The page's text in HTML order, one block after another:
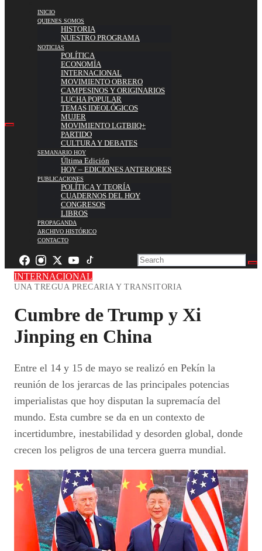
INICIO
QUIENES SOMOS
HISTORIA
NUESTRO PROGRAMA
NOTICIAS
POLÍTICA
ECONOMÍA
INTERNACIONAL
MOVIMIENTO OBRERO
CAMPESINOS Y ORIGINARIOS
LUCHA POPULAR
TEMAS IDEOLÓGICOS
MUJER
MOVIMIENTO LGTBIIQ+
PARTIDO
CULTURA Y DEBATES
SEMANARIO HOY
Última Edición
HOY – EDICIONES ANTERIORES
PUBLICACIONES
POLÍTICA Y TEORÍA
CUADERNOS DEL HOY
CONGRESOS
LIBROS
PROPAGANDA
ARCHIVO HISTÓRICO
CONTACTO
INTERNACIONAL
UNA TREGUA PRECARIA Y TRANSITORIA
Cumbre de Trump y Xi
Jinping en China
Entre el 14 y 15 de mayo se realizó en Pekín la
reunión de los jerarcas de las principales potencias
imperialistas que hoy disputan la supremacía del
mundo. Esta cumbre se da en un contexto de
incertidumbre, inestabilidad y desorden global, donde
crecen los peligros de una tercera guerra mundial.